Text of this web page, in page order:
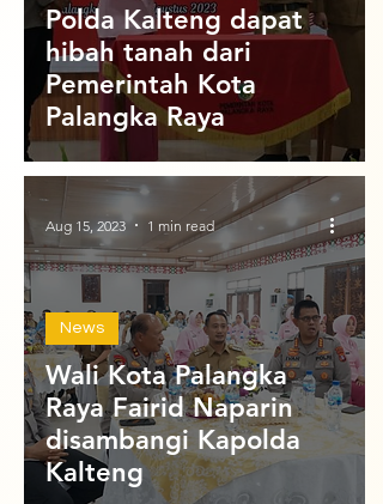
Polda Kalteng dapat
hibah tanah dari
Pemerintah Kota
Palangka Raya
Wali Kota Palangka
Raya Fairid Naparin
disambangi Kapolda
Kalteng
News
Aug 15, 2023 1 min read